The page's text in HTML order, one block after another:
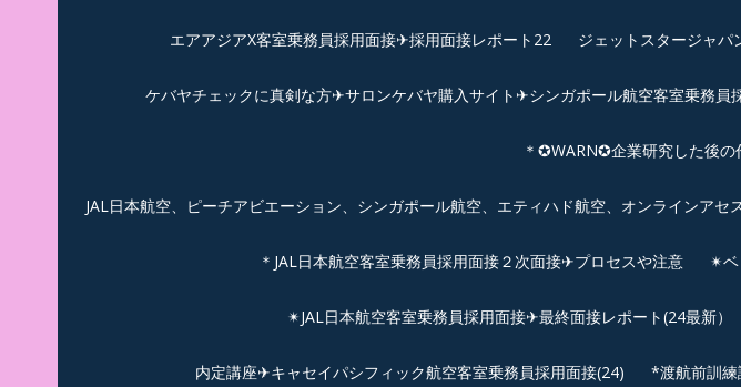
エアアジアX客室乗務員採用面接✈︎採用面接レポート22 ジェットスタージャ
ケバヤチェックに真剣な方✈サロンケバヤ購入サイト✈シンガポール航空客室乗務員
＊✪WARN✪企業研究した後の
JAL日本航空、ピーチアビエーション、シンガポール航空、エティハド航空、オンラインア
＊JAL日本航空客室乗務員採用面接２次面接✈プロセスや注意 ✴︎ベ
✴︎JAL日本航空客室乗務員採用面接✈最終面接レポート(24最新）
内定講座✈キャセイパシフィック航空客室乗務員採用面接(24) *渡航前訓練